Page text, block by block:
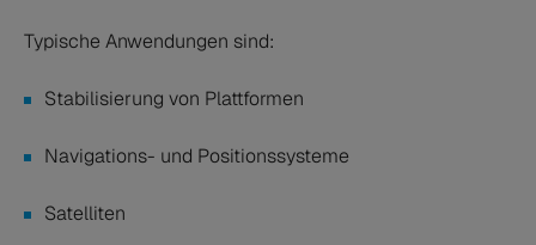
Typische Anwendungen sind:
Stabilisierung von Plattformen
Navigations- und Positionssysteme
Satelliten